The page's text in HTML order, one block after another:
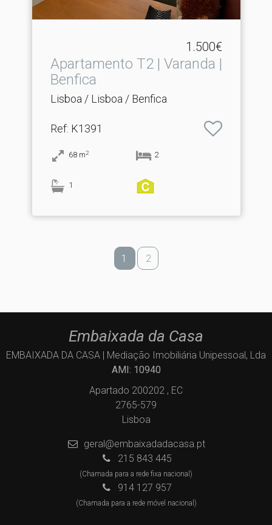
1.500€
Apartamento T2 | Varanda |
Benfica
Lisboa / Lisboa / Benfica
Ref: K1391
68 m2 2
1
1 2
Embaixada da Casa
EMBAIXADA DA CASA | Mediação Imobiliária Unipessoal, Lda
AMI: 10940
Apartado 200202 , EC
2765-579
Lisboa
geral@embaixadadacasa.pt
215 843 445
(Chamada para a rede fixa nacional)
914 127 957
(Chamada para a rede móvel nacional)